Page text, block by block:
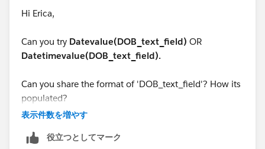
Hi Erica,
Can you try Datevalue(DOB_text_field) OR
Datetimevalue(DOB_text_field).
Can you share the format of 'DOB_text_field'? How its
populated?
表示件数を増やす
役立つとしてマーク